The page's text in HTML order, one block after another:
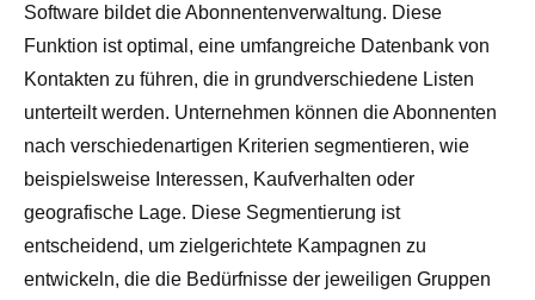
Software bildet die Abonnentenverwaltung. Diese
Funktion ist optimal, eine umfangreiche Datenbank von
Kontakten zu führen, die in grundverschiedene Listen
unterteilt werden. Unternehmen können die Abonnenten
nach verschiedenartigen Kriterien segmentieren, wie
beispielsweise Interessen, Kaufverhalten oder
geografische Lage. Diese Segmentierung ist
entscheidend, um zielgerichtete Kampagnen zu
entwickeln, die die Bedürfnisse der jeweiligen Gruppen